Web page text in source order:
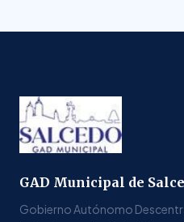
GAD Municipal de
Gobierno Autónomo